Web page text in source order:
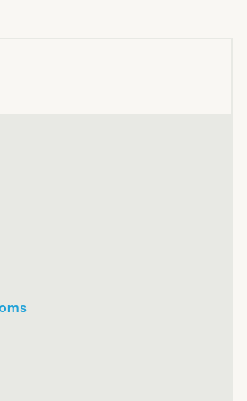
het eerste dakvlak vanaf de
mag niet meer dan 8 meter
woning mag niet meer dan 715
zijn regels voor bijgebouwen
mogen alleen worden
met de aanduiding
aan bijgebouwen gerealiseerd